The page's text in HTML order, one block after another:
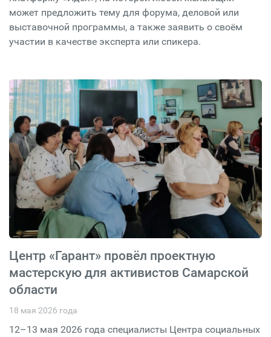
может предложить тему для форума, деловой или
выставочной программы, а также заявить о своём
участии в качестве эксперта или спикера.
Центр «Гарант» провёл проектную
мастерскую для активистов Самарской
области
18 мая 2026 года
12–13 мая 2026 года специалисты Центра социальных